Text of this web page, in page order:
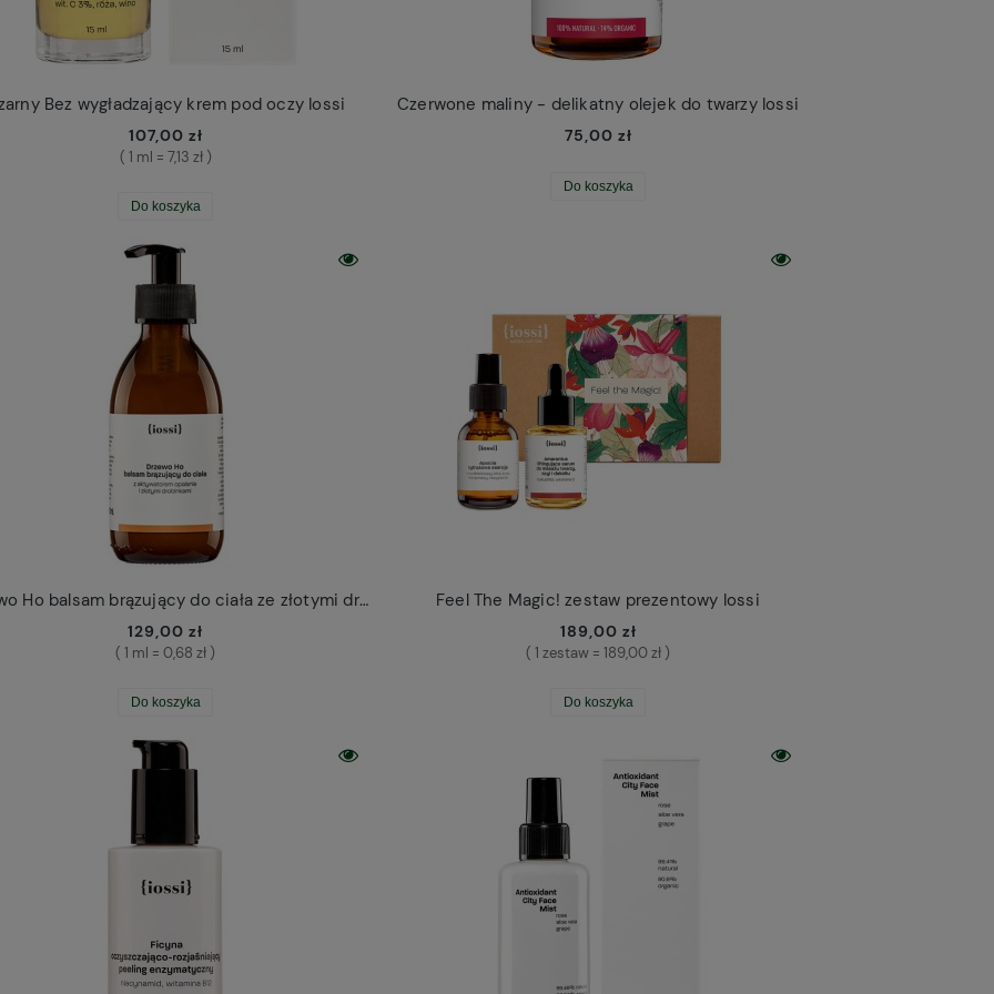
Bez wygładzający krem pod oczy Iossi
107,00 zł
( 1 ml = 7,13 zł )
Do koszyka
Czerwone maliny - delikatny olejek do twarzy Iossi
75,00 zł
Do koszyka
Drzewo Ho balsam brązujący do ciała ze złotymi drobinkami Iossi
129,00 zł
( 1 ml = 0,68 zł )
Do koszyka
Feel The Magic! zestaw prezentowy Iossi
189,00 zł
( 1 zestaw = 189,00 zł )
Do koszyka